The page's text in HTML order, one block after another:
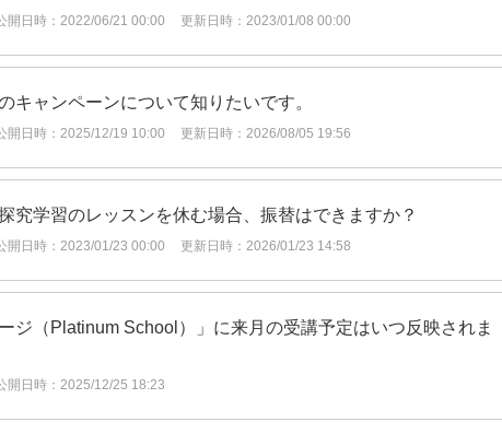
開日時：2022/06/21 00:00 更新日時：2023/01/08 00:00
キャンペーンについて知りたいです。
開日時：2025/12/19 10:00 更新日時：2026/08/05 19:56
究学習のレッスンを休む場合、振替はできますか？
開日時：2023/01/23 00:00 更新日時：2026/01/23 14:58
ージ（Platinum School）」に来月の受講予定はいつ反映されま
開日時：2025/12/25 18:23